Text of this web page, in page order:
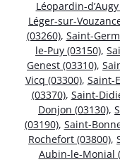
Léopardin-
Léger-sur-
(03260), Saint-
le-Puy (03150),
Genest (03310),
Vicq (03300), Saint-
(03370), Saint-
Donjon (03130),
(03190), Saint-
Rochefort (03800),
Aubin-le-Monial